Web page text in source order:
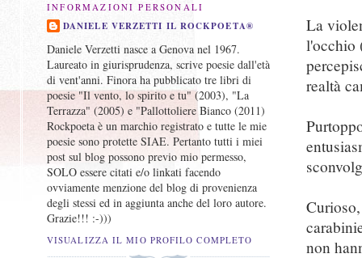
La
l'occhio
realtà
non
INFORMAZIONI PERSONALI
DANIELE VERZETTI IL ROCKPOETA®
Daniele Verzetti nasce a Genova nel 1967.
Laureato in giurisprudenza, scrive poesie dall'età
di vent'anni. Finora ha pubblicato tre libri di
poesie "Il vento, lo spirito e tu" (2003), "La
Terrazza" (2005) e "Pallottoliere Bianco (2011)
Rockpoeta è un marchio registrato e tutte le mie
poesie sono protette SIAE. Pertanto tutti i miei
post sul blog possono previo mio permesso,
SOLO essere citati e/o linkati facendo
ovviamente menzione del blog di provenienza
degli stessi ed in aggiunta anche del loro autore.
Grazie!!! :-)))
VISUALIZZA IL MIO PROFILO COMPLETO